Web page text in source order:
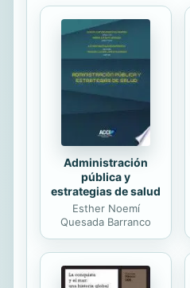
formula todo
¿Cómo será
Estos relatos
Creación
escritora
reclusorio.
Administración
pública y
estrategias de salud
Esther Noemí
Quesada Barranco